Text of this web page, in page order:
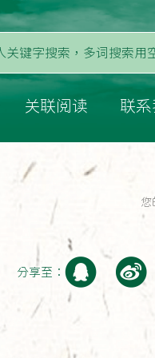
关联阅读 联系
您
分享至：